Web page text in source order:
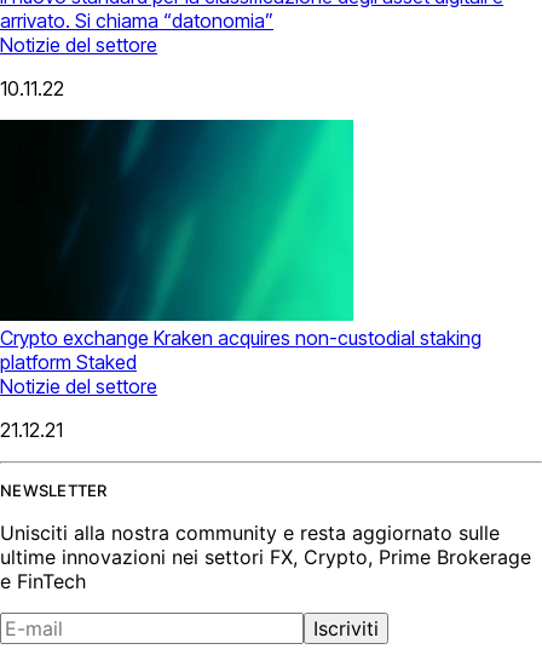
arrivato. Si chiama “datonomia”
Notizie del settore
10.11.22
Crypto exchange Kraken acquires non-custodial staking
platform Staked
Notizie del settore
21.12.21
NEWSLETTER
Unisciti alla nostra community e resta aggiornato sulle
ultime innovazioni nei settori FX, Crypto, Prime Brokerage
e FinTech
Iscriviti